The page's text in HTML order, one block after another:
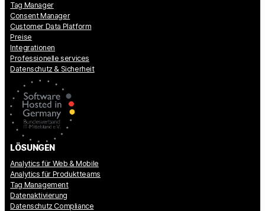
Tag Manager
Consent Manager
Customer Data Platform
Preise
Integrationen
Professionelle services
Datenschutz & Sicherheit
LÖSUNGEN
Analytics für Web & Mobile
Analytics für Produktteams
Tag Management
Datenaktivierung
Datenschutz Compliance